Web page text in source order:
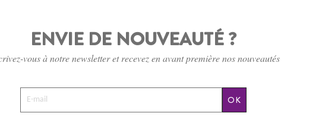
ENVIE DE NOUVEAUTÉ ?
vous à notre newsletter et recevez en avant première nos nouveautés
OK